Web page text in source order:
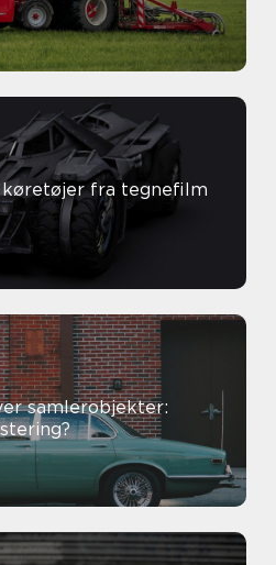
køretøjer fra tegnefilm
samlerobjekter: